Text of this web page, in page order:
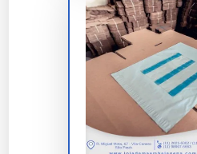
Produto Material
Envelope
Polietileno
Nota Fiscal
PVC
Saco PlásticoPolipropileno